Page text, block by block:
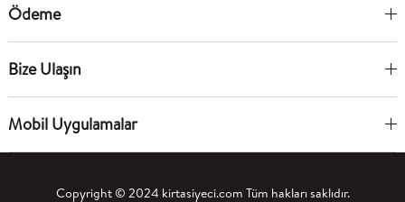
Ödeme
Bize Ulaşın
Mobil Uygulamalar
Copyright © 2024 kirtasiyeci.com Tüm hakları saklıdır.